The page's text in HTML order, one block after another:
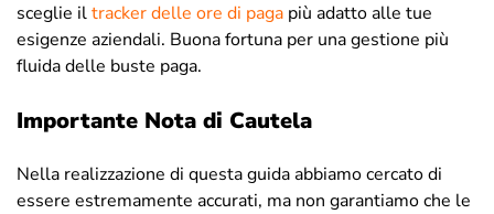
sceglie iltracker delle ore di paga più adatto alle tue
esigenze aziendali. Buona fortuna per una gestione più
fluida delle buste paga.
Importante Nota di Cautela
Nella realizzazione di questa guida abbiamo cercato di
essere estremamente accurati, ma non garantiamo che le